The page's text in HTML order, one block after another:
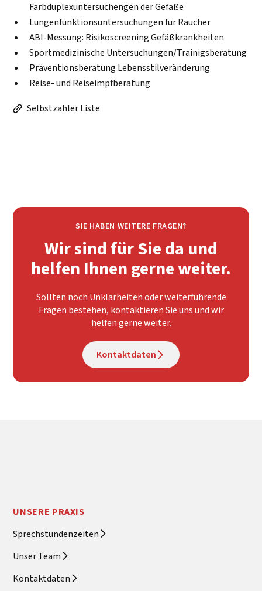
Farbduplexuntersuchengen der Gefäße
Lungenfunktionsuntersuchungen für Raucher
ABI-Messung: Risikoscreening Gefäßkrankheiten
Sportmedizinische Untersuchungen/Trainigsberatung
Präventionsberatung Lebensstilveränderung
Reise- und Reiseimpfberatung
Selbstzahler Liste
SIE HABEN WEITERE FRAGEN?
Wir sind für Sie da und
helfen Ihnen gerne weiter.
Sollten noch Unklarheiten oder weiterführende
Fragen bestehen, kontaktieren Sie uns und wir
helfen gerne weiter.
Kontaktdaten
UNSERE PRAXIS
Sprechstundenzeiten
Unser Team
Kontaktdaten